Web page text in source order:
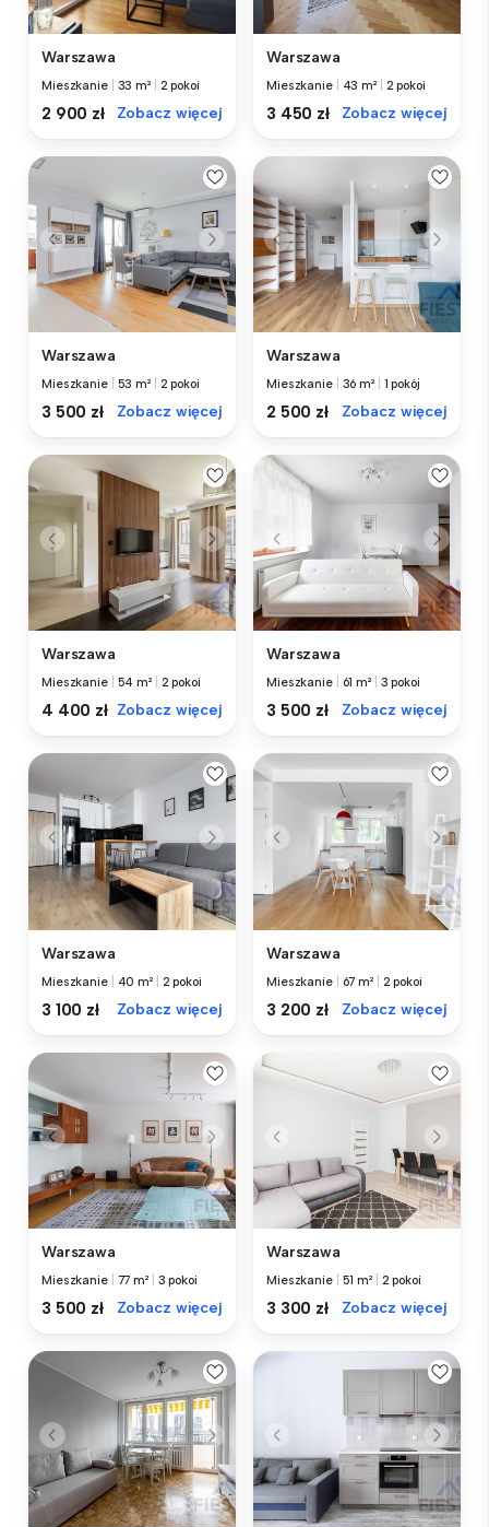
Warszawa
Mieszkanie 33 m² 2 pokoi
2 900 zł Zobacz więcej
Warszawa
Mieszkanie 43 m² 2 pokoi
3 450 zł Zobacz więcej
Warszawa
Mieszkanie 53 m² 2 pokoi
3 500 zł Zobacz więcej
Warszawa
Mieszkanie 36 m² 1 pokój
2 500 zł Zobacz więcej
Warszawa
Mieszkanie 54 m² 2 pokoi
4 400 zł Zobacz więcej
Warszawa
Mieszkanie 61 m² 3 pokoi
3 500 zł Zobacz więcej
Warszawa
Mieszkanie 40 m² 2 pokoi
3 100 zł Zobacz więcej
Warszawa
Mieszkanie 67 m² 2 pokoi
3 200 zł Zobacz więcej
Warszawa
Mieszkanie 77 m² 3 pokoi
3 500 zł Zobacz więcej
Warszawa
Mieszkanie 51 m² 2 pokoi
3 300 zł Zobacz więcej